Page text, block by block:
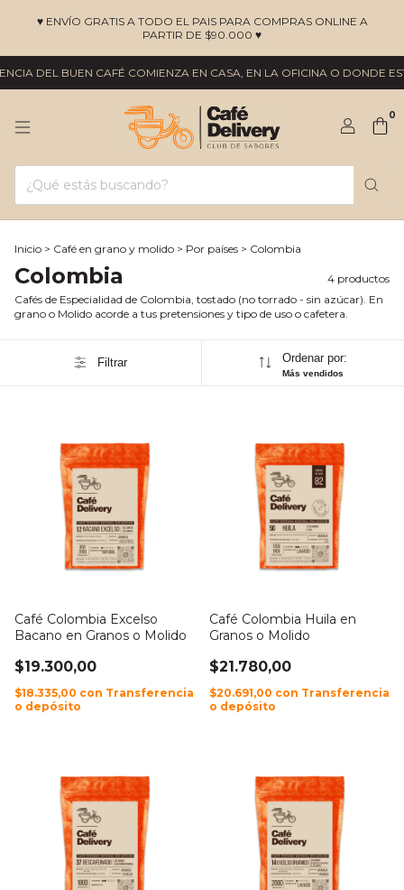
♥ ENVÍO GRATIS A TODO EL PAIS PARA COMPRAS ONLINE A
PARTIR DE $90.000 ♥
DEL BUEN CAFÉ COMIENZA EN CASA, EN LA OFICINA O DONDE
0
Inicio > Café en grano y molido > Por países > Colombia
Colombia
4 productos
Cafés de Especialidad de Colombia, tostado (no torrado - sin azúcar). En
grano o Molido acorde a tus pretensiones y tipo de uso o cafetera.
Filtrar Ordenar por:
Más vendidos
Café Colombia Excelso
Bacano en Granos o Molido
$19.300,00
$18.335,00 con Transferencia
o depósito
Café Colombia Huila en
Granos o Molido
$21.780,00
$20.691,00 con Transferencia
o depósito